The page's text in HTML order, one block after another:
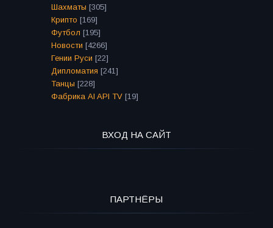
Шахматы [305]
Крипто [169]
Футбол [195]
Новости [4266]
Гении Руси [22]
Дипломатия [241]
Танцы [228]
Фабрика AI API TV [19]
ВХОД НА САЙТ
ПАРТНЁРЫ